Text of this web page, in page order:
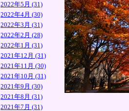
2022年5月 (31)
2022年4月 (30)
2022年3月 (31)
2022年2月 (28)
2022年1月 (31)
2021年12月 (31)
2021年11月 (30)
2021年10月 (31)
2021年9月 (30)
2021年8月 (31)
2021年7月 (31)